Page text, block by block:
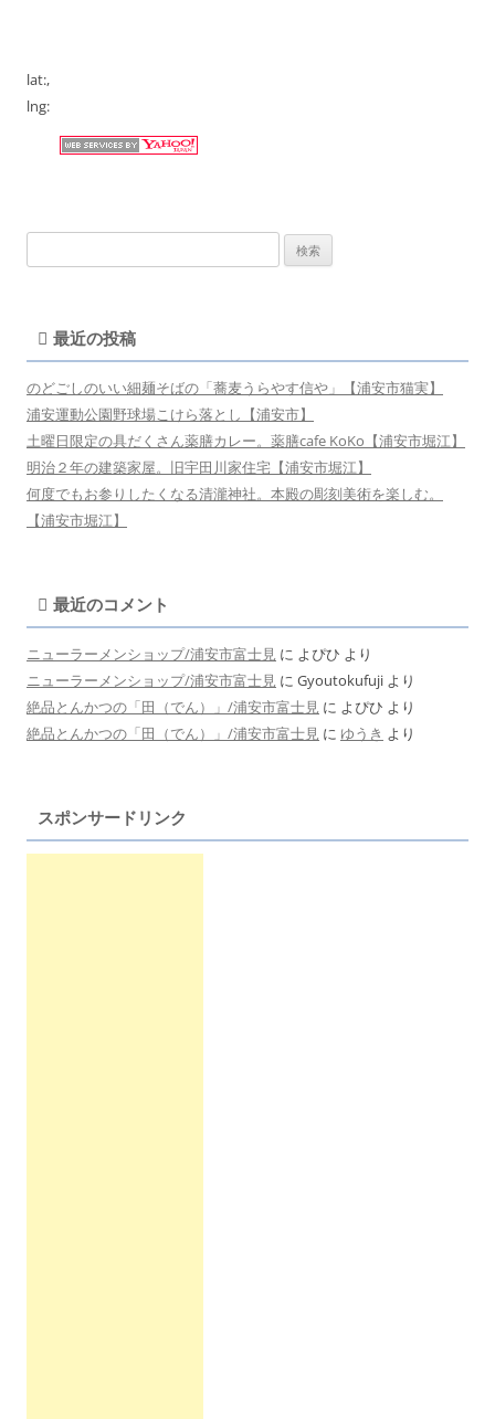
lat:,
lng:
索:
最近の投稿
のどごしのいい細麺そばの「蕎麦うらやす信や」【浦安市猫実】
浦安運動公園野球場こけら落とし【浦安市】
土曜日限定の具だくさん薬膳カレー。薬膳cafe KoKo【浦安市堀江】
明治２年の建築家屋。旧宇田川家住宅【浦安市堀江】
何度でもお参りしたくなる清瀧神社。本殿の彫刻美術を楽しむ。
【浦安市堀江】
最近のコメント
ニューラーメンショップ/浦安市富士見 に よぴひ より
ニューラーメンショップ/浦安市富士見 に Gyoutokufuji より
絶品とんかつの「田（でん）」/浦安市富士見 に よぴひ より
絶品とんかつの「田（でん）」/浦安市富士見 に ゆうき より
スポンサードリンク